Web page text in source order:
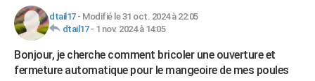
FINANCE
Retraite
Impôts
Epargne
Immobilier
Risques naturels par ville
Banque
Assurance
Crédit
AUTO
Essais
Réserver un essai
Citadines
Berlines
SUV
Forum auto
+HIGH-TECH
dtail17- Modifié le 31 oct. 2024 à 22:05
dtail17- 1 nov. 2024 à 14:05
Bonjour, je cherche comment bricoler une ouverture et
fermeture automatique pour le mangeoire de mes poules